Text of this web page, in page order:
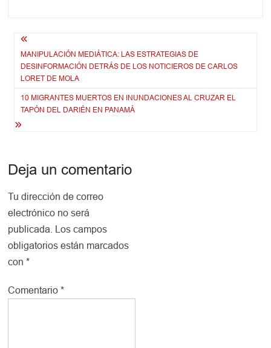
Navegación
de
entradas
MANIPULACIÓN MEDIÁTICA: LAS ESTRATEGIAS DE
DESINFORMACIÓN DETRÁS DE LOS NOTICIEROS DE CARLOS
LORET DE MOLA
10 MIGRANTES MUERTOS EN INUNDACIONES AL CRUZAR EL
TAPÓN DEL DARIÉN EN PANAMÁ
Deja un comentario
Tu dirección de correo
electrónico no será
publicada. Los campos
obligatorios están marcados
con*
Comentario*